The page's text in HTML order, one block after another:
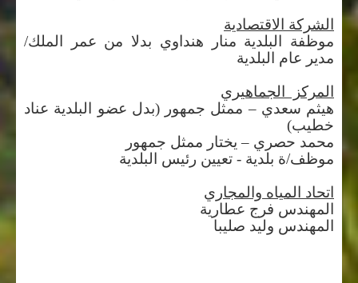
الشركة الاقتصادية
موظفة البلدية منار هنداوي بدلا من عمر الملك/
مدير عام البلدية
المركز الجماهيري
هيثم سعدي – ممثل جمهور (بدل عضو البلدية عناد
خطيب)
محمد حصري – يختار ممثل جمهور
موظف/ة بلدية - تعيين رئيس البلدية
اتحاد المياه والمجاري
المهندس فرج عطارية
المهندس وليد صليبا